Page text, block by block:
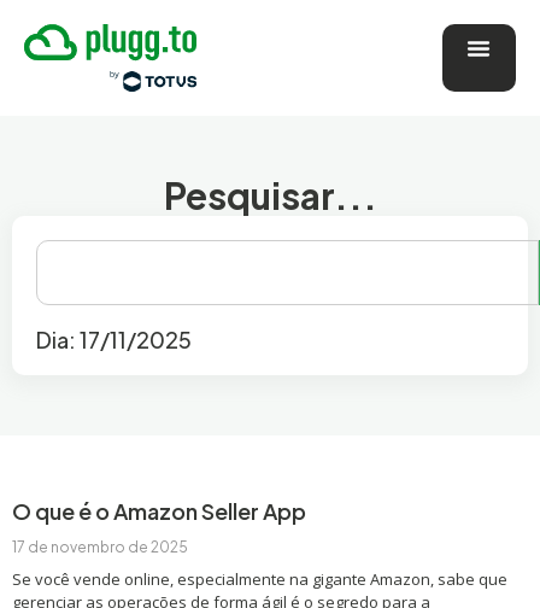
Pesquisar...
Dia: 17/11/2025
O que é o Amazon Seller App
17 de novembro de 2025
Se você vende online, especialmente na gigante Amazon, sabe que
gerenciar as operações de forma ágil é o segredo para a